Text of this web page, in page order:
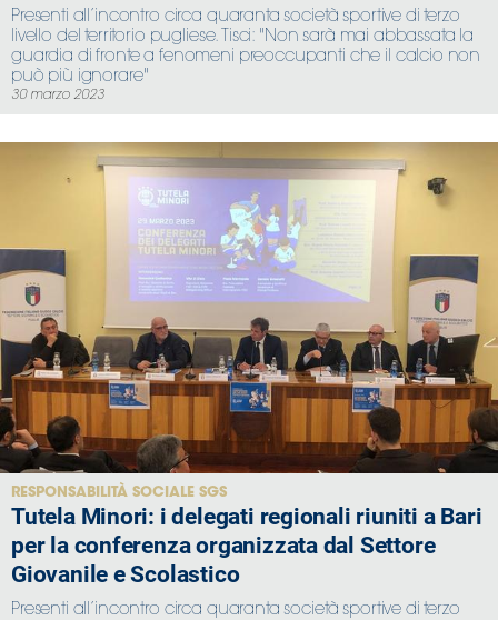
Presenti all’incontro circa quaranta società sportive di terzo
livello del territorio pugliese. Tisci: "Non sarà mai abbassata la
guardia di fronte a fenomeni preoccupanti che il calcio non
può più ignorare"
30 marzo 2023
RESPONSABILITÀ SOCIALE SGS
Tutela Minori: i delegati regionali riuniti a Bari
per la conferenza organizzata dal Settore
Giovanile e Scolastico
Presenti all’incontro circa quaranta società sportive di terzo